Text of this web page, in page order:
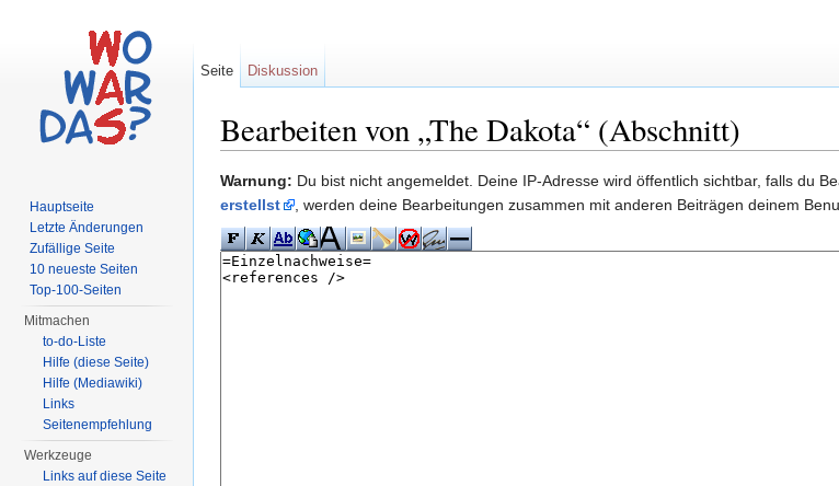
Bearbeiten von „The Dakota“ (Abschnitt)
Warnung: Du bist nicht angemeldet. Deine IP-Adresse wird öffentlich sichtbar, falls du
erstellst
, werden deine Bearbeitungen zusammen mit anderen Beiträgen deinem
Seite Diskussion
Hauptseite
Letzte Änderungen
Zufällige Seite
10 neueste Seiten
Top-100-Seiten
Mitmachen
to-do-Liste
Hilfe (diese Seite)
Hilfe (Mediawiki)
Links
Seitenempfehlung
Werkzeuge
Links auf diese Seite